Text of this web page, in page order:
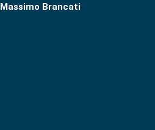
Massimo Brancati